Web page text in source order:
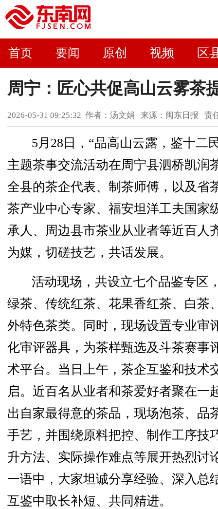
首页 要闻 原创 视频 区
周宁：匠心共促高山云雾茶
2026-05-31 09:25:32 作者：汤文娟 来源：闽东日报 责
5月28日，“品高山云露，鉴十二
主题茶事交流活动在周宁县泗桥凯润
全县的茶企代表、制茶师傅，以及省
茶产业中心专家、福安坦洋工夫国家
承人、周边县市茶业从业者等近百人
为媒，切磋技艺，共话发展。
活动现场，共设立七个品鉴专区
绿茶、传统红茶、花果香红茶、白茶
外特色茶类。同时，现场设置专业审
化审评器具，为茶样甄选及斗茶赛事
术平台。当日上午，茶企互鉴和技术
启。近百名从业者和茶爱好者聚在一
出自家最得意的茶品，现场泡茶、品
手艺，并围绕原料把控、制作工序技
升方法、实际操作难点等展开热烈讨
一语中，大家坦诚分享经验、深入总
互鉴中取长补短、共同精进。